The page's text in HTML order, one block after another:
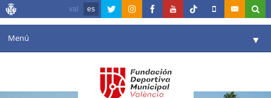
val es
Menú ▼
Agenda